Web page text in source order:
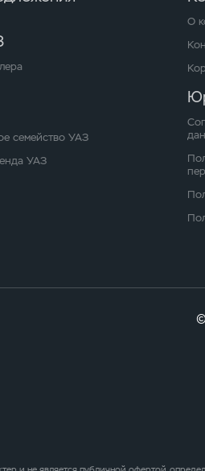
семейство УАЗ
УАЗ
О
©